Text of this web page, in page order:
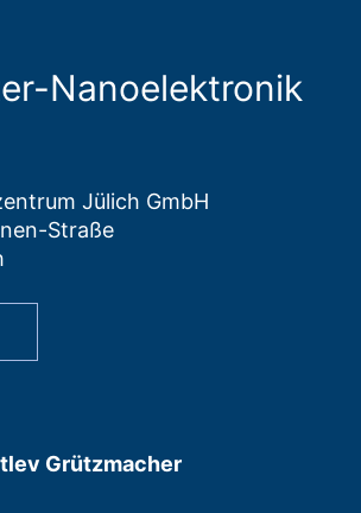
Nanoelektronik
Jülich GmbH
Straße
Grützmacher